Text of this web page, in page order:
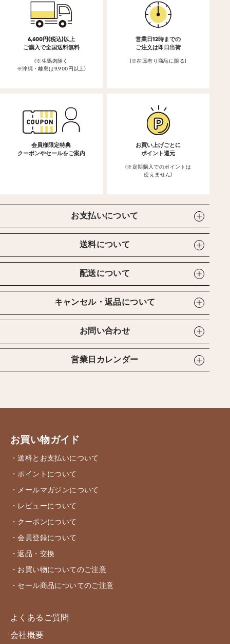
6,600円(税込)以上
ご購入で全国送料無料
(※生馬肉除く
※沖縄・離島は9,900円以上)
営業日12時までの
ご注文は即日出荷
(※在庫有り商品に限る)
会員様限定特典
クーポンやセールをご案内
お買い上げごとに
ポイント還元
(※定期購入でのポイントは
使えません)
お支払いについて
送料について
配送について
キャンセル・返品について
お問い合わせ
営業日カレンダー
お買い物ガイド
・送料とお支払いについて
・ポイントについて
・メールマガジンについて
・レビューについて
・クーポンについて
・会員登録について
・返品・交換
・お買い物についてのご注意
・セール商品についてのご注意
よくあるご質問
会社概要